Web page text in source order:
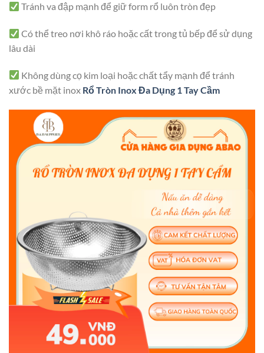
Tránh va đập mạnh để giữ form rổ luôn tròn đẹp
Có thể treo nơi khô ráo hoặc cất trong tủ bếp để sử dụng
lâu dài
Không dùng cọ kim loại hoặc chất tẩy mạnh để tránh
xước bề mặt inox Rổ Tròn Inox Đa Dụng 1 Tay Cầm